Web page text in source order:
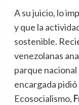
A su juicio, lo
y que la
sostenible.
venezolanas
parque
encargada
Ecosocialismo,